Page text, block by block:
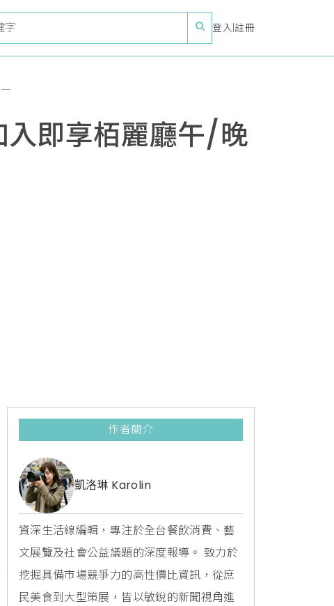
登入 註冊
入即享栢麗廳午/晚
作者簡介
凱洛琳 Karolin
資深生活線編輯，專注於全台餐飲消費、藝
文展覽及社會公益議題的深度報導。 致力於
挖掘具備市場競爭力的高性價比資訊，從庶
民美食到大型策展，皆以敏銳的新聞視角進